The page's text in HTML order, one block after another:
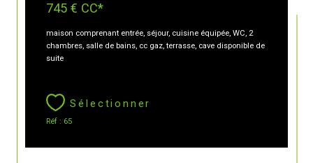
745 € CC*
maison comprenant entrée, séjour, cuisine équipée, WC, 2
chambres, salle de bains, cc gaz, terrasse, cave disponible de
suite
Sélectionner
Réf : 65